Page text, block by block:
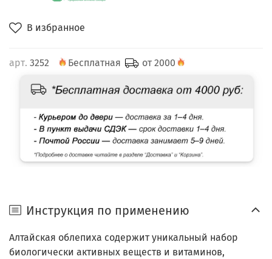
В избранное
арт. 3252 Бесплатная от 2000
Инструкция по применению
Алтайская облепиха содержит уникальный набор
биологически активных веществ и витаминов,